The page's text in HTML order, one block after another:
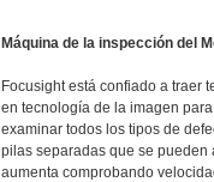
Máquina de la inspección del
Focusight está confiado a traer
en tecnología de la imagen
examinar todos los tipos de
pilas separadas que se pueden
aumenta comprobando